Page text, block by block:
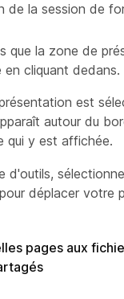
de la session de
que la zone de
en cliquant dedans.
est
autour du
qui y est affichée.
d'outils,
déplacer votre
pages aux